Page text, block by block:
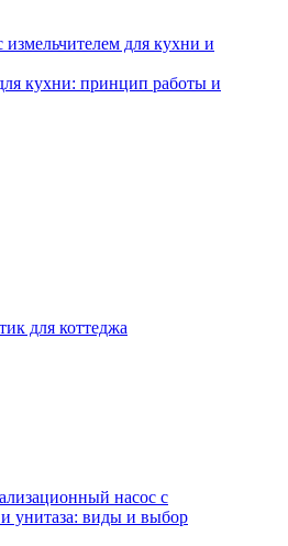
для кухни и
кухни: принцип работы и
для коттеджа
насос с
унитаза: виды и выбор